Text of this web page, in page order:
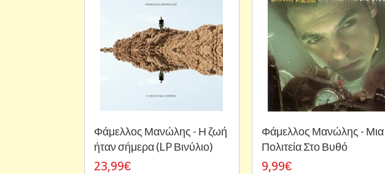
Φάμελλος Μανώλης - Η ζωή
ήταν σήμερα (LP Βινύλιο)
23,99€
Φάμελλος Μανώλης - Μια
Πολιτεία Στο Βυθό
9,99€